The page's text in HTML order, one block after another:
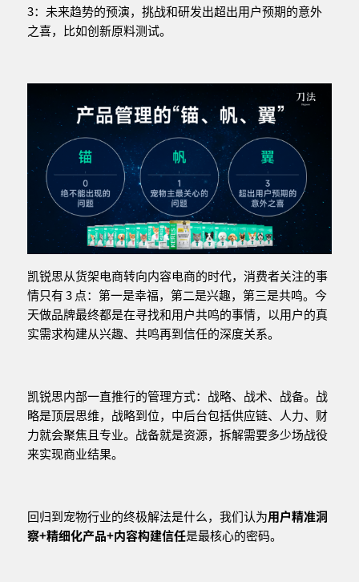
3：未来趋势的预演，挑战和研发出超出用户预期的意外
之喜，比如创新原料测试。
凯锐思从货架电商转向内容电商的时代，消费者关注的事
情只有 3 点：第一是幸福，第二是兴趣，第三是共鸣。今
天做品牌最终都是在寻找和用户共鸣的事情，以用户的真
实需求构建从兴趣、共鸣再到信任的深度关系。
凯锐思内部一直推行的管理方式：战略、战术、战备。战
略是顶层思维，战略到位，中后台包括供应链、人力、财
力就会聚焦且专业。战备就是资源，拆解需要多少场战役
来实现商业结果。
回归到宠物行业的终极解法是什么，我们认为用户精准洞
察+精细化产品+内容构建信任是最核心的密码。